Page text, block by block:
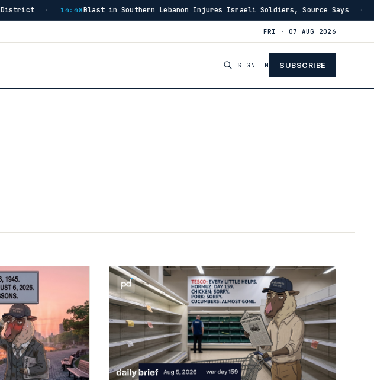
14:48Blast in Southern Lebanon Injures Israeli Soldiers, Source Says · 03:46US Has
FRI · 07 AUG 2026
SIGN IN SUBSCRIBE